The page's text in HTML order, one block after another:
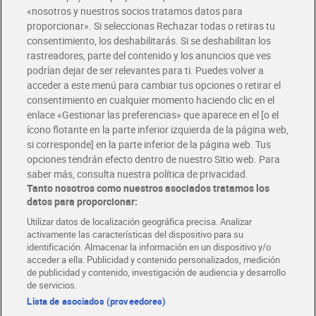
Glovo y Uber Eats
Solicita tu factura de Glovo o Uber Eats
Únete al CLUB Dia
Disfruta las ventajas y ofertas exclusivas.
Descárgate la APP Dia
Folletos y Tiendas
Descubre las mejores ofertas y busca tu tienda más cercana
Tarjeta MaX Dia
Te devuelve hasta 8€/mes de tus compras.
¡Solicita tu tarjeta de crédito aquí!
COMER MEJOR CADA DIA
COLABORA CON DIA ABRE TU TIENDA DIA CORPORATE
«nosotros y nuestros socios tratamos datos para
proporcionar». Si seleccionas Rechazar todas o retiras tu
consentimiento, los deshabilitarás. Si se deshabilitan los
rastreadores, parte del contenido y los anuncios que ves
podrían dejar de ser relevantes para ti. Puedes volver a
acceder a este menú para cambiar tus opciones o retirar el
consentimiento en cualquier momento haciendo clic en el
enlace «Gestionar las preferencias» que aparece en el [o el
ícono flotante en la parte inferior izquierda de la página web,
si corresponde] en la parte inferior de la página web. Tus
opciones tendrán efecto dentro de nuestro Sitio web. Para
saber más, consulta nuestra política de privacidad.
Tanto nosotros como nuestros asociados tratamos los
datos para proporcionar:
Utilizar datos de localización geográfica precisa. Analizar
activamente las características del dispositivo para su
identificación. Almacenar la información en un dispositivo y/o
acceder a ella. Publicidad y contenido personalizados, medición
de publicidad y contenido, investigación de audiencia y desarrollo
de servicios.
Lista de asociados (proveedores)